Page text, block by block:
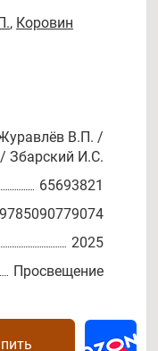
, Коровин
В.П. /
Збарский И.С.
65693821
9785090779074
2025
Просвещение